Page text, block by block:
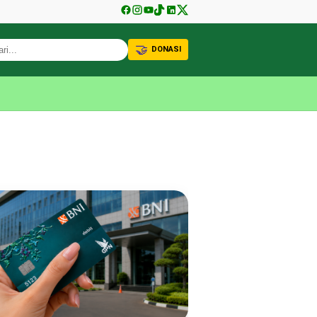
🤝 DONASI